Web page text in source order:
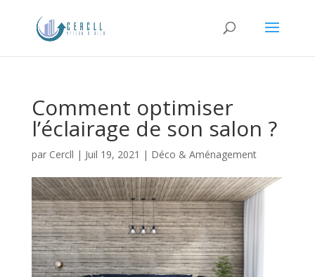
Comment optimiser
l’éclairage de son salon ?
par Cercll | Juil 19, 2021 | Déco & Aménagement